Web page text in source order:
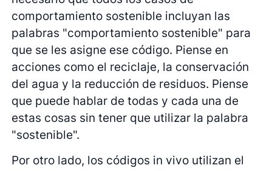
comportamiento sostenible incluyan las
palabras "comportamiento sostenible" para
que se les asigne ese código. Piense en
acciones como el reciclaje, la conservación
del agua y la reducción de residuos. Piense
que puede hablar de todas y cada una de
estas cosas sin tener que utilizar la palabra
"sostenible".
Por otro lado, los códigos in vivo utilizan el